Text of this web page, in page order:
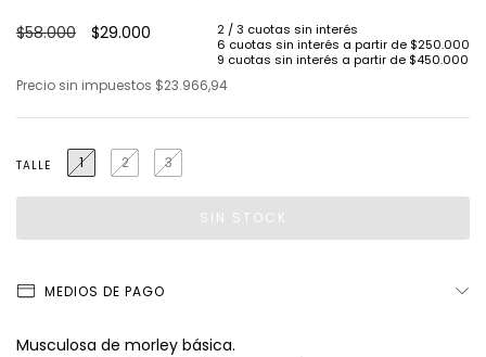
$58.000 $29.000
Precio sin impuestos $23.966,94
TALLE 1 2 3
MEDIOS DE PAGO
Musculosa de morley básica.